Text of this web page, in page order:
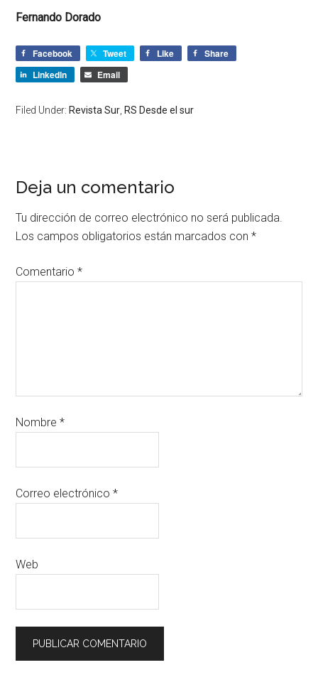
Fernando Dorado
Facebook Tweet Like
Share
LinkedIn
Email
Filed Under: Revista Sur RS Desde el sur
Deja un comentario
Tu dirección de correo electrónico no será publicada.
Los campos obligatorios están marcados con*
Comentario*
Nombre*
Correo electrónico*
Web